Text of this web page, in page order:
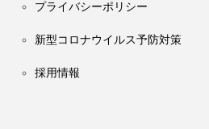
プライバシーポリシー
新型コロナウイルス予防対策
採用情報